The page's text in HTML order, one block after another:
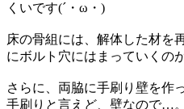
くいです(´・ω・)
床の骨組には、解体した材を
にボルト穴にはまっていくの
さらに、両脇に手刷り壁を作
手刷りと言えど、壁なので…。